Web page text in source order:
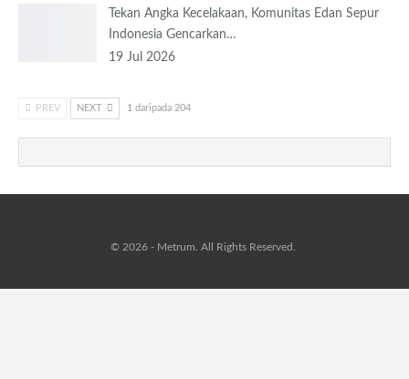
Tekan Angka Kecelakaan, Komunitas Edan Sepur
Indonesia Gencarkan…
19 Jul 2026
PREV NEXT 1 daripada 204
© 2026 - Metrum. All Rights Reserved.